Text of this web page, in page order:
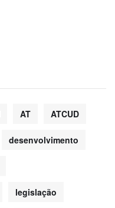
AT ATCUD
desenvolvimento
legislação